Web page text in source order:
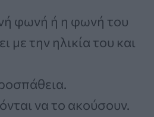
φωνή ή η φωνή του
με την ηλικία του και
να το ακούσουν.